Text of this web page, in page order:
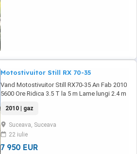
Motostivuitor Still RX 70-35
Vand Motostivuitor Still RX70-35 An Fab 2010
5600 Ore Ridica 3.5 T la 5 m Lame lungi 2.4 m
2010 | gaz
Suceava, Suceava
22 iulie
7 950 EUR